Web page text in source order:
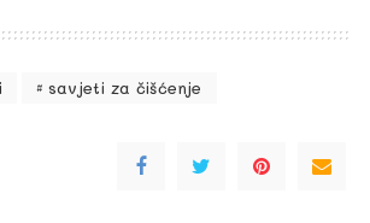
savjeti za čišćenje